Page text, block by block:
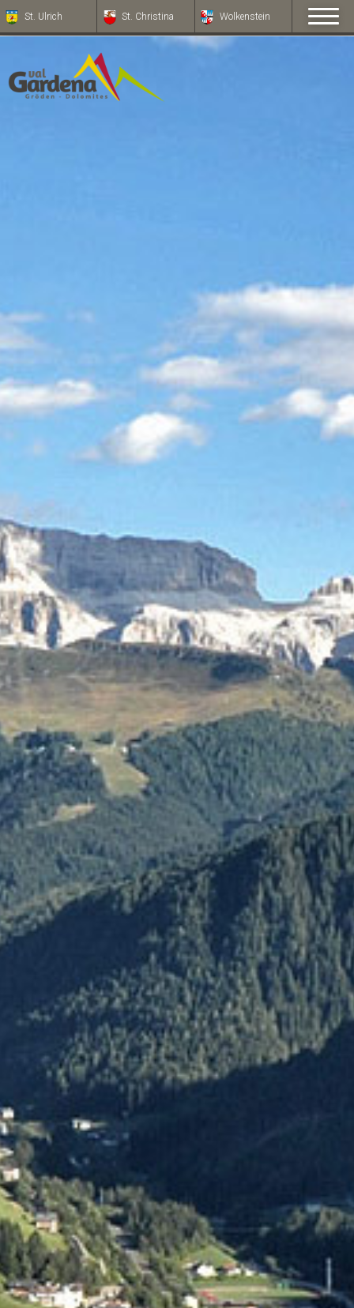
St. Ulrich St. Christina Wolkenstein